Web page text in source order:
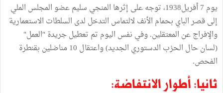
يوم 7 أفريل1938، توجه على إثرها المنجي سليم عضو المجلس الملي
إلى قصر الباي بحمام الأنف لالتماس التدخل لدى السلطات الاستعمارية
والإفراج عن المعتقلين. وفي نفس اليوم تم تعطيل جريدة "العمل"
(لسان حال الحزب الدستوري الجديد) واعتقال 10 مناضلين بقنطرة
الفحص.
ثانيا: أطوار الانتفاضة: